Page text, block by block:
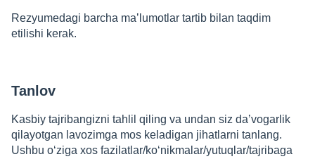
Rezyumedagi barcha maʼlumotlar tartib bilan taqdim
etilishi kerak.
Tanlov
Kasbiy tajribangizni tahlil qiling va undan siz daʼvogarlik
qilayotgan lavozimga mos keladigan jihatlarni tanlang.
Ushbu oʻziga xos fazilatlar/koʻnikmalar/yutuqlar/tajribaga